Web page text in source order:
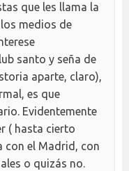
que les llama la
medios de
santo y seña de
aparte, claro),
es que
Evidentemente
( hasta cierto
con el Madrid, con
o quizás no.